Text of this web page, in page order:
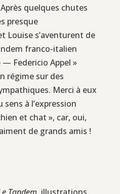
quelques chutes
presque
Louise s’aventurent de
franco-italien
Federicio Appel »
régime sur des
Merci à eux
à l’expression
et chat », car, oui,
de grands amis !